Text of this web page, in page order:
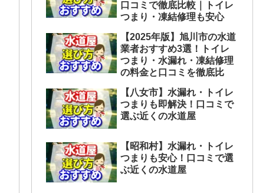
口コミで徹底比較｜トイレ
つまり・凍結修理も安心
【2025年版】旭川市の水道
業者おすすめ3選！トイレ
つまり・水漏れ・凍結修理
の料金と口コミを徹底比
【八女市】水漏れ・トイレ
つまりも即解決！口コミで
選ぶ近くの水道屋
【昭和村】水漏れ・トイレ
つまりも安心！口コミで選
ぶ近くの水道屋